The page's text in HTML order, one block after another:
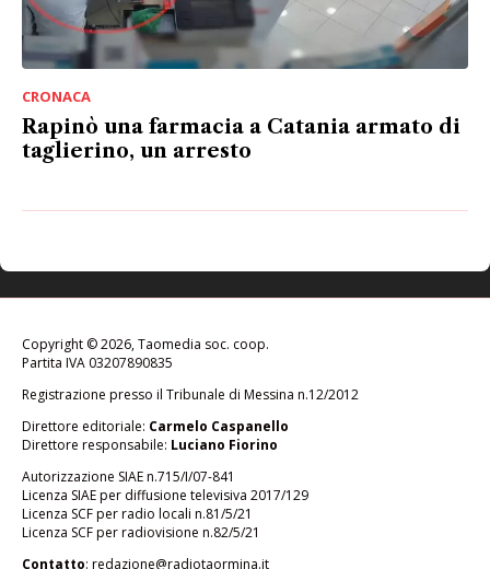
CRONACA
Rapinò una farmacia a Catania armato di
taglierino, un arresto
Copyright © 2026, Taomedia soc. coop.
Partita IVA 03207890835
Registrazione presso il Tribunale di Messina n.12/2012
Direttore editoriale: Carmelo Caspanello
Direttore responsabile: Luciano Fiorino
Autorizzazione SIAE n.715/I/07-841
Licenza SIAE per diffusione televisiva 2017/129
Licenza SCF per radio locali n.81/5/21
Licenza SCF per radiovisione n.82/5/21
Contatto: redazione@radiotaormina.it